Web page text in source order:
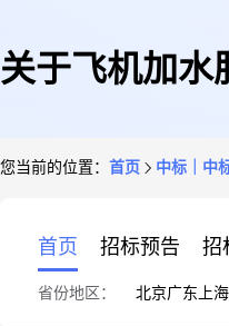
关于飞机加水
您当前的位置： 首页 中标｜中
首页 招标预告 招
省份地区： 北京广东 上海